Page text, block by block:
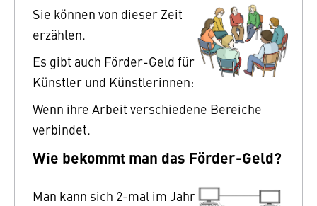
Sie können von dieser Zeit
erzählen.
Es gibt auch Förder-Geld für
Künstler und Künstlerinnen:
Wenn ihre Arbeit verschiedene Bereiche
verbindet.
Wie bekommt man das Förder-Geld?
Man kann sich 2-mal im Jahr